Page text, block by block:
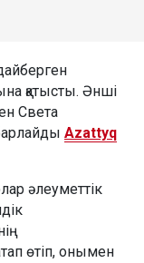
қатысты. Әнші
Света
Azattyq
әлеуметтік
өтіп, онымен